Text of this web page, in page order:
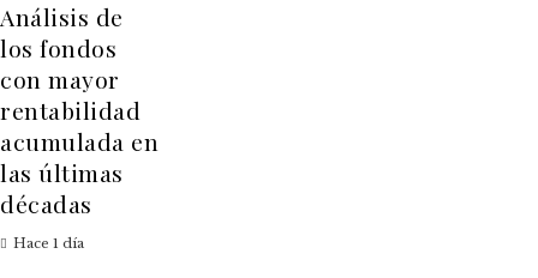
Análisis de
los fondos
con mayor
rentabilidad
acumulada en
las últimas
décadas
Hace 1 día